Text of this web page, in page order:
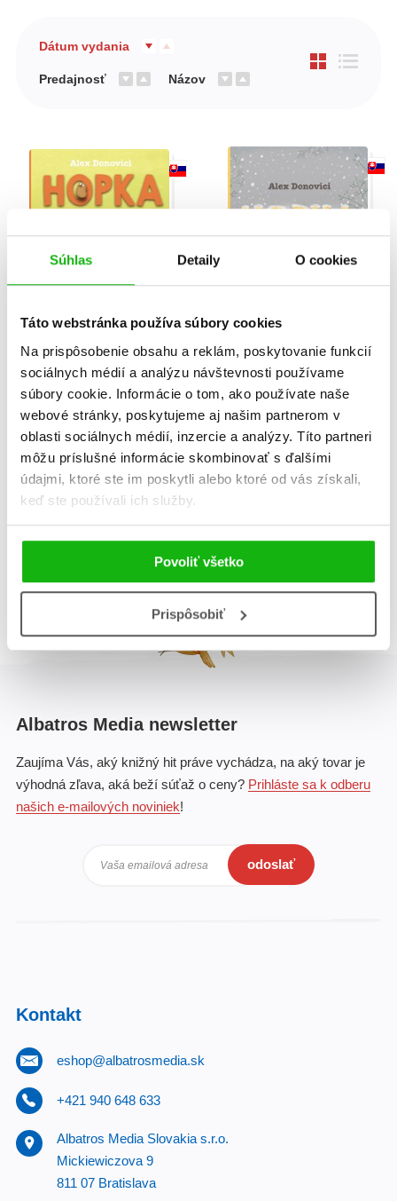
Súhlas Detaily O cookies
Táto webstránka používa súbory cookies
Na prispôsobenie obsahu a reklám, poskytovanie funkcií
sociálnych médií a analýzu návštevnosti používame
súbory cookie. Informácie o tom, ako používate naše
webové stránky, poskytujeme aj našim partnerom v
oblasti sociálnych médií, inzercie a analýzy. Títo partneri
môžu príslušné informácie skombinovať s ďalšími
údajmi, ktoré ste im poskytli alebo ktoré od vás získali,
keď ste používali ich služby.
Povoliť všetko
Prispôsobiť
Dátum vydania
Predajnosť Názov
Hopka – Nemožné je
len slovo
Alex Donovici
Hopka – Zázrak
padajúcich snehových
vločiek
Alex Donovici
Celkom kníh:
Albatros Media newsletter
Zaujíma Vás, aký knižný hit práve vychádza, na aký tovar je
výhodná zľava, aká beží súťaž o ceny? Prihláste sa k odberu
našich e-mailových noviniek!
Vaša emailová adresa odoslať
Kontakt
eshop@albatrosmedia.sk
+421 940 648 633
Albatros Media Slovakia s.r.o.
Mickiewiczova 9
811 07 Bratislava